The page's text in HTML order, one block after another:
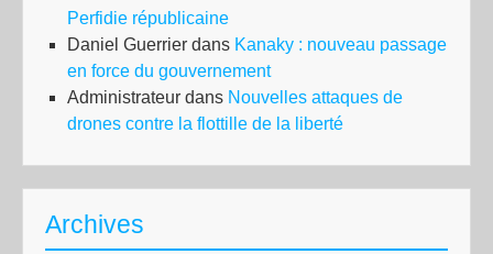
Perfidie républicaine
Daniel Guerrier dans Kanaky : nouveau passage
en force du gouvernement
Administrateur dans Nouvelles attaques de
drones contre la flottille de la liberté
Archives